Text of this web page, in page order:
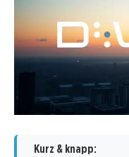
Kurz & knapp: